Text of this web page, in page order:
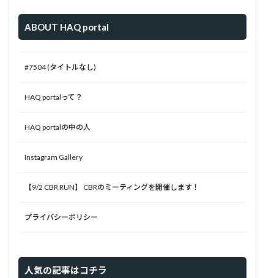
ABOUT HAQ portal
#7504 (タイトルなし)
HAQ portalって？
HAQ portalの中の人
Instagram Gallery
【9/2 CBR RUN】 CBRのミーティングを開催します！
プライバシーポリシー
人気の記事はコチラ